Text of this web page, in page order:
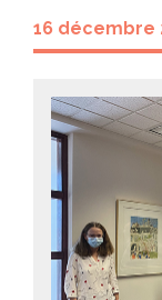
16 décembre